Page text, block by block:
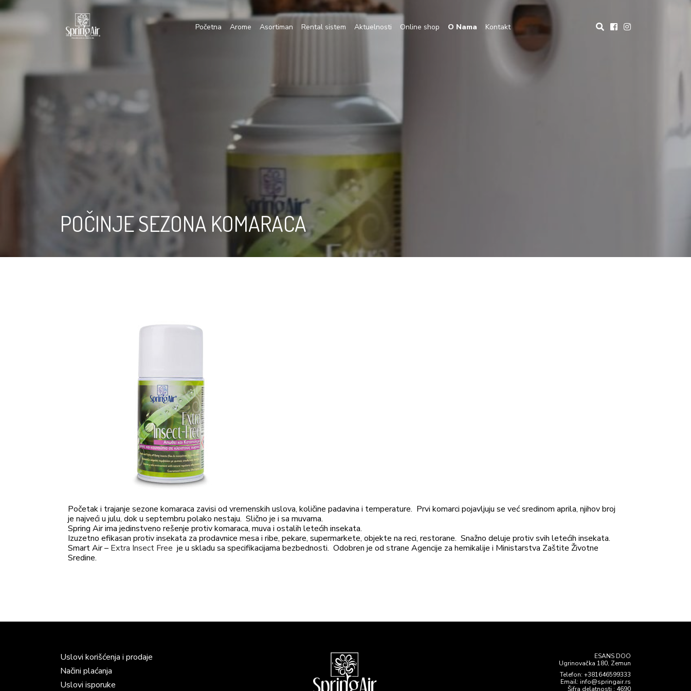
Početna Arome Asortiman Rental sistem Aktuelnosti Online shop O Nama Kontakt
POČINJE SEZONA KOMARACA
Početak i trajanje sezone komaraca zavisi od vremenskih uslova, količine padavina i temperature. Prvi komarci pojavljuju se već sredinom aprila, njihov broj
je najveći u julu, dok u septembru polako nestaju. Slično je i sa muvama.
Spring Air ima jedinstveno rešenje protiv komaraca, muva i ostalih letećih insekata.
Izuzetno efikasan protiv insekata za prodavnice mesa i ribe, pekare, supermarkete, objekte na reci, restorane. Snažno deluje protiv svih letećih insekata.
Smart Air – Extra Insect Free je u skladu sa specifikacijama bezbednosti. Odobren je od strane Agencije za hemikalije i Ministarstva Zaštite Životne
Sredine.
Uslovi korišćenja i prodaje
Načini plaćanja
Uslovi isporuke
ESANS DOO
Ugrinovačka 180, Zemun
Telefon: +381646599333
Email: info@springair.rs
Šifra delatnosti : 4690